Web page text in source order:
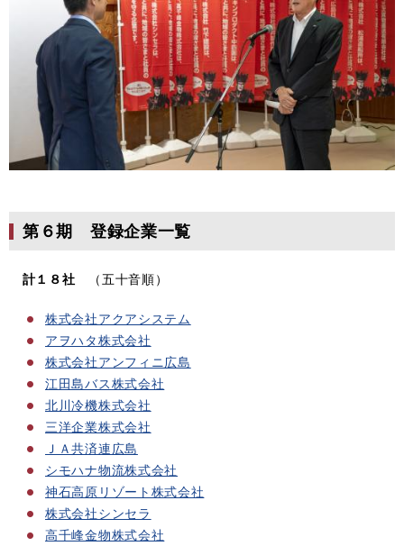
第６期 登録企業一覧
計１８社 （五十音順）
株式会社アクアシステム
アヲハタ株式会社
株式会社アンフィニ広島
江田島バス株式会社
北川冷機株式会社
三洋企業株式会社
ＪＡ共済連広島
シモハナ物流株式会社
神石高原リゾート株式会社
株式会社シンセラ
高千峰金物株式会社